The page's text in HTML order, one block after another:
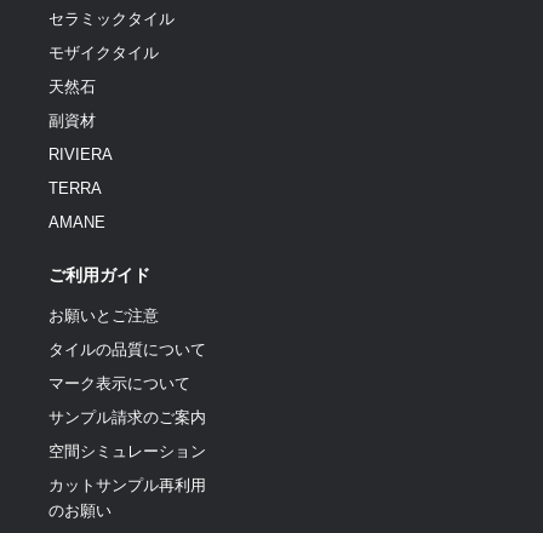
セラミックタイル
モザイクタイル
天然石
副資材
RIVIERA
TERRA
AMANE
ご利用ガイド
お願いとご注意
タイルの品質について
マーク表示について
サンプル請求のご案内
空間シミュレーション
カットサンプル再利用
のお願い